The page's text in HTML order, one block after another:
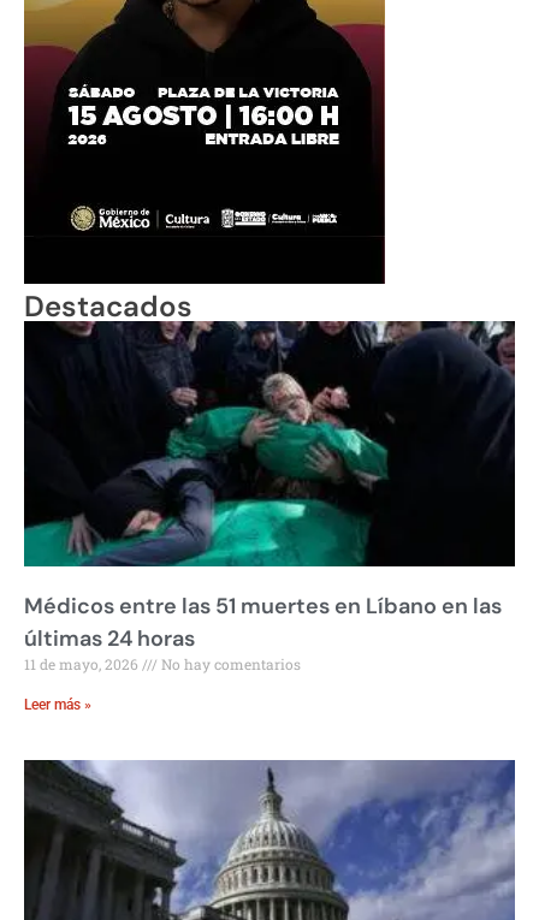
Destacados
Médicos entre las 51 muertes en Líbano en las
últimas 24 horas
11 de mayo, 2026 No hay comentarios
Leer más »